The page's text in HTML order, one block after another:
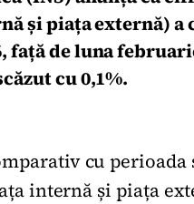
și piața externă) a
de luna
cu 0,1%.
cu perioada
internă și piața